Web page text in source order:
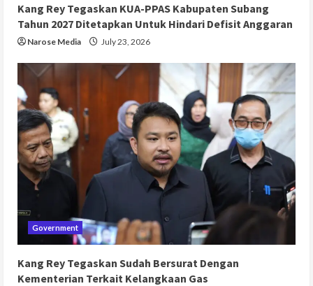
Kang Rey Tegaskan KUA-PPAS Kabupaten Subang
Tahun 2027 Ditetapkan Untuk Hindari Defisit Anggaran
Narose Media July 23, 2026
Government
Kang Rey Tegaskan Sudah Bersurat Dengan
Kementerian Terkait Kelangkaan Gas